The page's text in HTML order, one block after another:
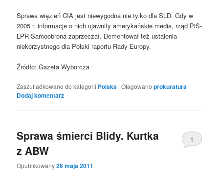
Sprawa więzień CIA jest niewygodna nie tylko dla SLD. Gdy w
2005 r. informacje o nich ujawniły amerykańskie media, rząd PiS-
LPR-Samoobrona zaprzeczał. Dementował też ustalenia
niekorzystnego dla Polski raportu Rady Europy.
Źródło: Gazeta Wyborcza
Zaszufladkowano do kategorii Polska |Otagowano prokuratura |
Dodaj komentarz
Sprawa śmierci Blidy. Kurtka
z ABW
Opublikowany26 maja 2011
1